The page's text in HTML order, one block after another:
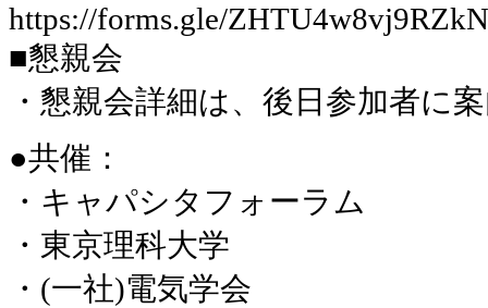
https://forms.gle/
■懇親会
・懇親会詳細は、後日参加者に
●共催：
・キャパシタフォーラム
・東京理科大学
・(一社)電気学会